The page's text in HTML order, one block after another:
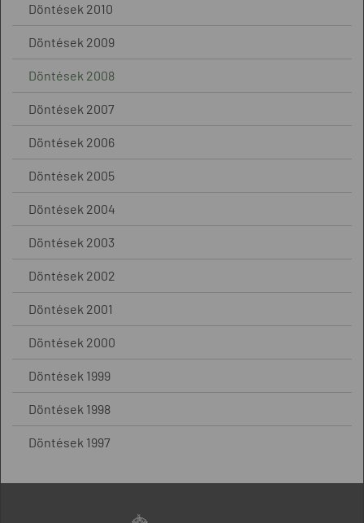
Döntések 2010
Döntések 2009
Döntések 2008
Döntések 2007
Döntések 2006
Döntések 2005
Döntések 2004
Döntések 2003
Döntések 2002
Döntések 2001
Döntések 2000
Döntések 1999
Döntések 1998
Döntések 1997